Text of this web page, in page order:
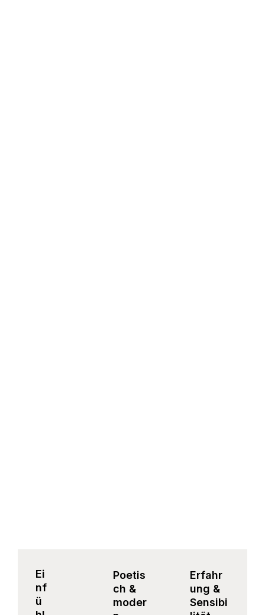
Ei
nf
ü
Poetis
ch &
moder
Erfahr
ung &
Sensibi